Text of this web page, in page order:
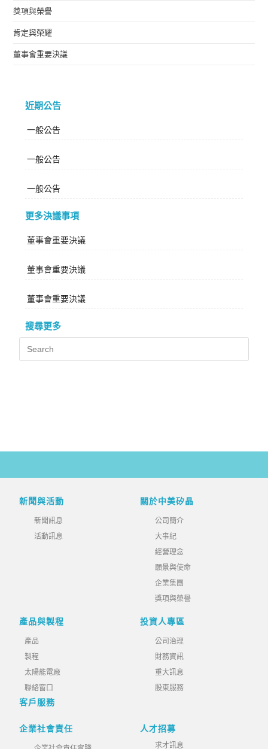
獎項與榮譽
肯定與榮耀
董事會重要決議
近期公告
一般公告
一般公告
一般公告
更多決議事項
董事會重要決議
董事會重要決議
董事會重要決議
搜尋更多
新聞與活動
新聞訊息
活動訊息
關於中美矽晶
公司簡介
大事紀
經營理念
願景與使命
企業集團
獎項與榮譽
產品與製程
產品
製程
太陽能電廠
聯絡窗口
客戶服務
投資人專區
公司治理
財務資訊
重大訊息
股東服務
企業社會責任 人才招募
求才訊息